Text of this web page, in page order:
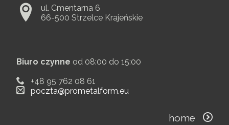
ul. Cmentarna 6
66-500 Strzelce Krajeńskie
Biuro czynne od 08:00 do 15:00
+48 95 762 08 61
poczta@prometalform.eu
home